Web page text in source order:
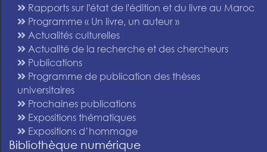
Rapports sur l'état de l'édition et du livre au Maroc
Programme « Un livre, un auteur »
Actualités culturelles
Actualité de la recherche et des chercheurs
Publications
Programme de publication des thèses
universitaires
Prochaines publications
Expositions thématiques
Expositions d’hommage
Bibliothèque numérique